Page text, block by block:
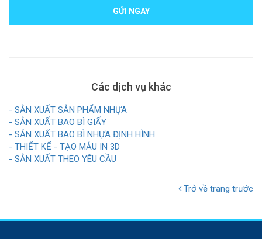
GỬI NGAY
Các dịch vụ khác
- SẢN XUẤT SẢN PHẨM NHỰA
- SẢN XUẤT BAO BÌ GIẤY
- SẢN XUẤT BAO BÌ NHỰA ĐỊNH HÌNH
- THIẾT KẾ - TẠO MẪU IN 3D
- SẢN XUẤT THEO YÊU CẦU
Trở về trang trước